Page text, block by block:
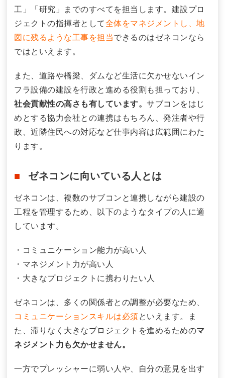
工」「研究」までのすべてを担当します。建設プロ
ジェクトの指揮者として全体をマネジメントし、地
図に残るような工事を担当できるのはゼネコンなら
ではといえます。
また、道路や橋梁、ダムなど生活に欠かせないイン
フラ設備の建設を行政と進める役割も担っており、
社会貢献性の高さも有しています。 サブコンをはじ
めとする協力会社との連携はもちろん、発注者や行
政、近隣住民への対応など仕事内容は広範囲にわた
ります。
ゼネコンに向いている人とは
ゼネコンは、複数のサブコンと連携しながら建設の
工程を管理するため、以下のようなタイプの人に適
しています。
・コミュニケーション能力が高い人
・マネジメント力が高い人
・大きなプロジェクトに携わりたい人
ゼネコンは、多くの関係者との調整が必要なため、
コミュニケーションスキルは必須といえます。ま
た、滞りなく大きなプロジェクトを進めるためのマ
ネジメント力も欠かせません。
一方でプレッシャーに弱い人や、自分の意見を出す